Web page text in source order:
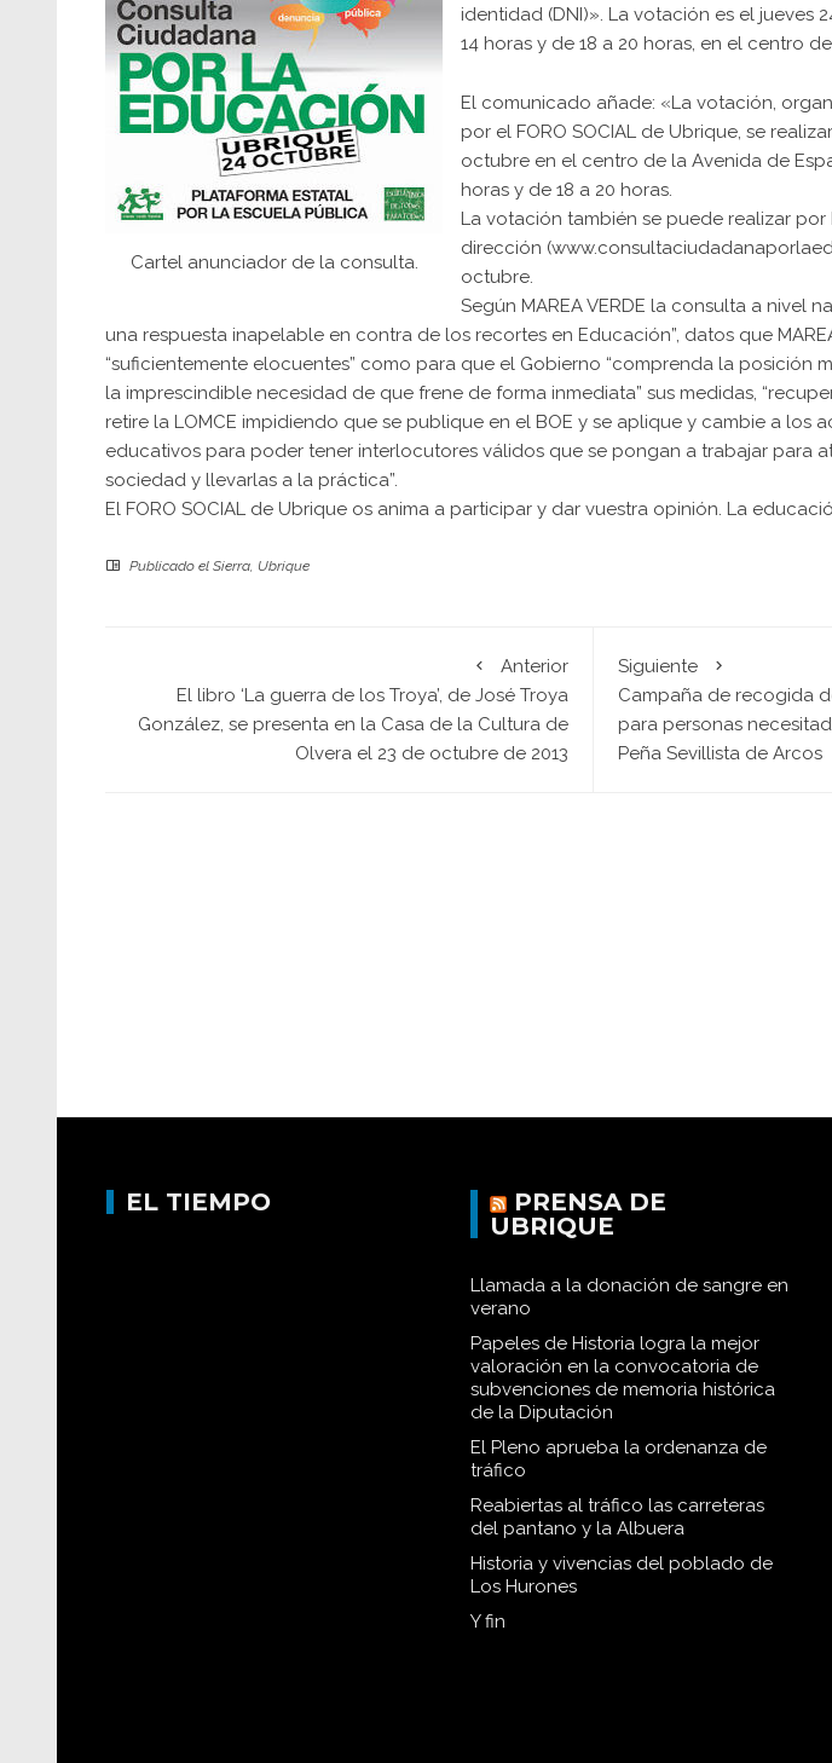
Cartel anunciador de la consulta.
identidad (DNI)». La votación es el jueves
14 horas y de 18 a 20 horas, en el centro
El comunicado añade: «La votación,
por el FORO SOCIAL de Ubrique, se
octubre en el centro de la Avenida de
horas y de 18 a 20 horas.
La votación también se puede realizar por
dirección
octubre.
Según MAREA VERDE la consulta a nivel
una respuesta inapelable en contra de los recortes en Educación”, datos que
“suficientemente elocuentes” como para que el Gobierno “comprenda la posición
la imprescindible necesidad de que frene de forma inmediata” sus medidas,
retire la LOMCE impidiendo que se publique en el BOE y se aplique y cambie a los
educativos para poder tener interlocutores válidos que se pongan a trabajar para
sociedad y llevarlas a la práctica”.
El FORO SOCIAL de Ubrique os anima a participar y dar vuestra opinión. La
Publicado el Sierra, Ubrique
Anterior
El libro ‘La guerra de los Troya’, de José Troya
González, se presenta en la Casa de la Cultura de
Olvera el 23 de octubre de 2013
Siguiente
Campaña de recogida
para personas
Peña Sevillista de Arcos
EL TIEMPO
PRENSA DE
UBRIQUE
Llamada a la donación de sangre en
verano
Papeles de Historia logra la mejor
valoración en la convocatoria de
subvenciones de memoria histórica
de la Diputación
El Pleno aprueba la ordenanza de
tráfico
Reabiertas al tráfico las carreteras
del pantano y la Albuera
Historia y vivencias del poblado de
Los Hurones
Y fin